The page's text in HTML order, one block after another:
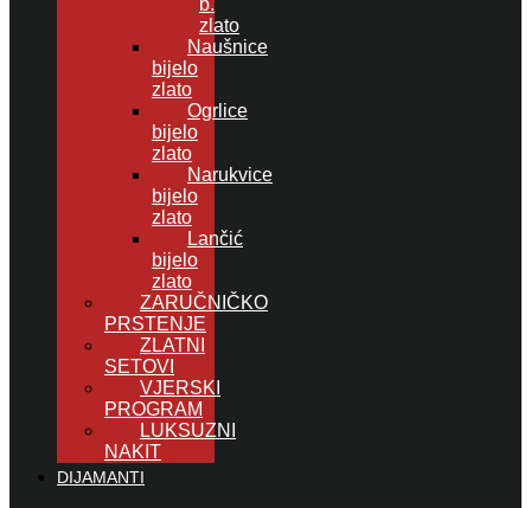
b.
zlato
Naušnice
bijelo
zlato
Ogrlice
bijelo
zlato
Narukvice
bijelo
zlato
Lančić
bijelo
zlato
ZARUČNIČKO
PRSTENJE
ZLATNI
SETOVI
VJERSKI
PROGRAM
LUKSUZNI
NAKIT
DIJAMANTI